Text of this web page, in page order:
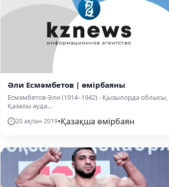
Әли Есмәмбетов | өмірбаяны
Есмәмбетов Әли (1914–1942) - Қызылорда облысы,
Қазалы ауда...
20 ақпан 2019•Қазақша өмірбаян